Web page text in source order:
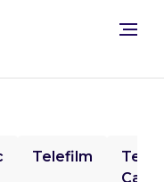
Telefilm